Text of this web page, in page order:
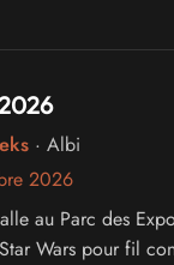
· Albi
2026
au Parc des
Wars pour fil